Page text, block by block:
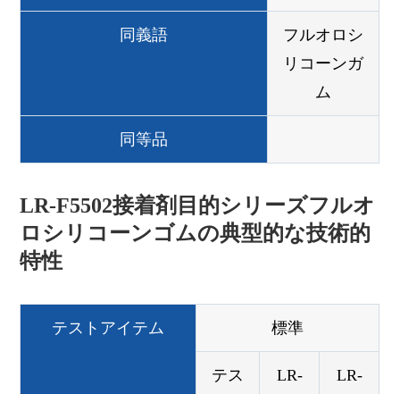
同義語
フルオロシ
リコーンガ
ム
同等品
LR-F5502接着剤目的シリーズフルオ
ロシリコーンゴムの典型的な技術的
特性
テストアイテム 標準
テス
LR-
LR-